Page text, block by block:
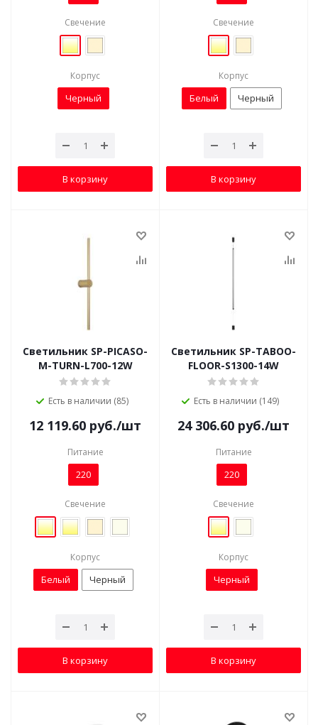
Свечение
Корпус
Черный
В корзину
Свечение
Корпус
Белый Черный
В корзину
Светильник SP-PICASO-
M-TURN-L700-12W
Есть в наличии (85)
12 119.60 руб./шт
Питание
220
Свечение
Корпус
Белый Черный
В корзину
Светильник SP-TABOO-
FLOOR-S1300-14W
Есть в наличии (149)
24 306.60 руб./шт
Питание
220
Свечение
Корпус
Черный
В корзину